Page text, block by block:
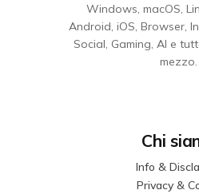
Windows, macOS,
Android, iOS, Browser,
Social, Gaming, AI e
mezzo.
Chi
Info &
Privacy &